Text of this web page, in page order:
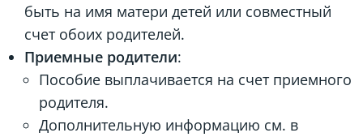
быть на имя матери детей или совместный
счет обоих родителей.
Приемные родители:
Пособие выплачивается на счет приемного
родителя.
Дополнительную информацию см. в